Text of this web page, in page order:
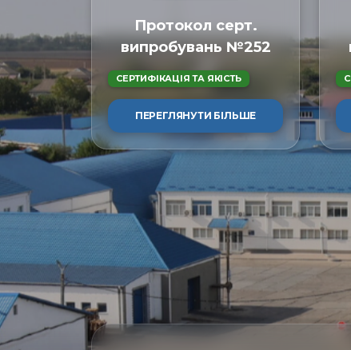
Протокол серт.
випробувань №252
СЕРТИФІКАЦІЯ ТА ЯКІСТЬ
ПЕРЕГЛЯНУТИ БІЛЬШЕ